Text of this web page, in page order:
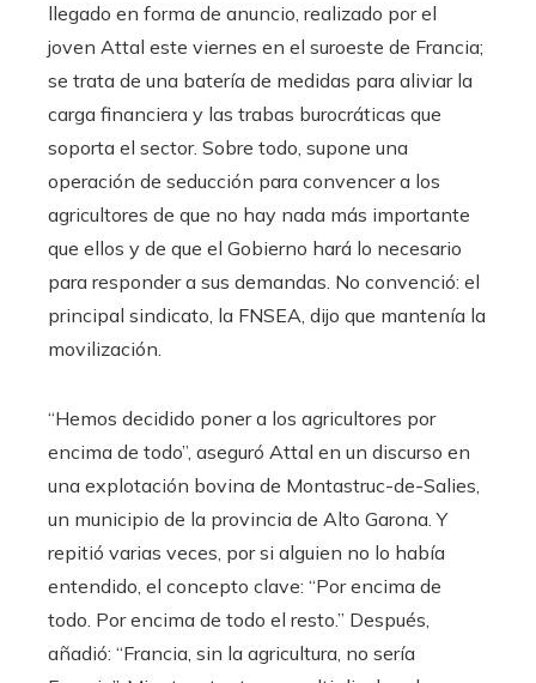
llegado en forma de anuncio, realizado por el
joven Attal este viernes en el suroeste de Francia;
se trata de una batería de medidas para aliviar la
carga financiera y las trabas burocráticas que
soporta el sector. Sobre todo, supone una
operación de seducción para convencer a los
agricultores de que no hay nada más importante
que ellos y de que el Gobierno hará lo necesario
para responder a sus demandas. No convenció: el
principal sindicato, la FNSEA, dijo que mantenía la
movilización.
“Hemos decidido poner a los agricultores por
encima de todo”, aseguró Attal en un discurso en
una explotación bovina de Montastruc-de-Salies,
un municipio de la provincia de Alto Garona. Y
repitió varias veces, por si alguien no lo había
entendido, el concepto clave: “Por encima de
todo. Por encima de todo el resto.” Después,
añadió: “Francia, sin la agricultura, no sería